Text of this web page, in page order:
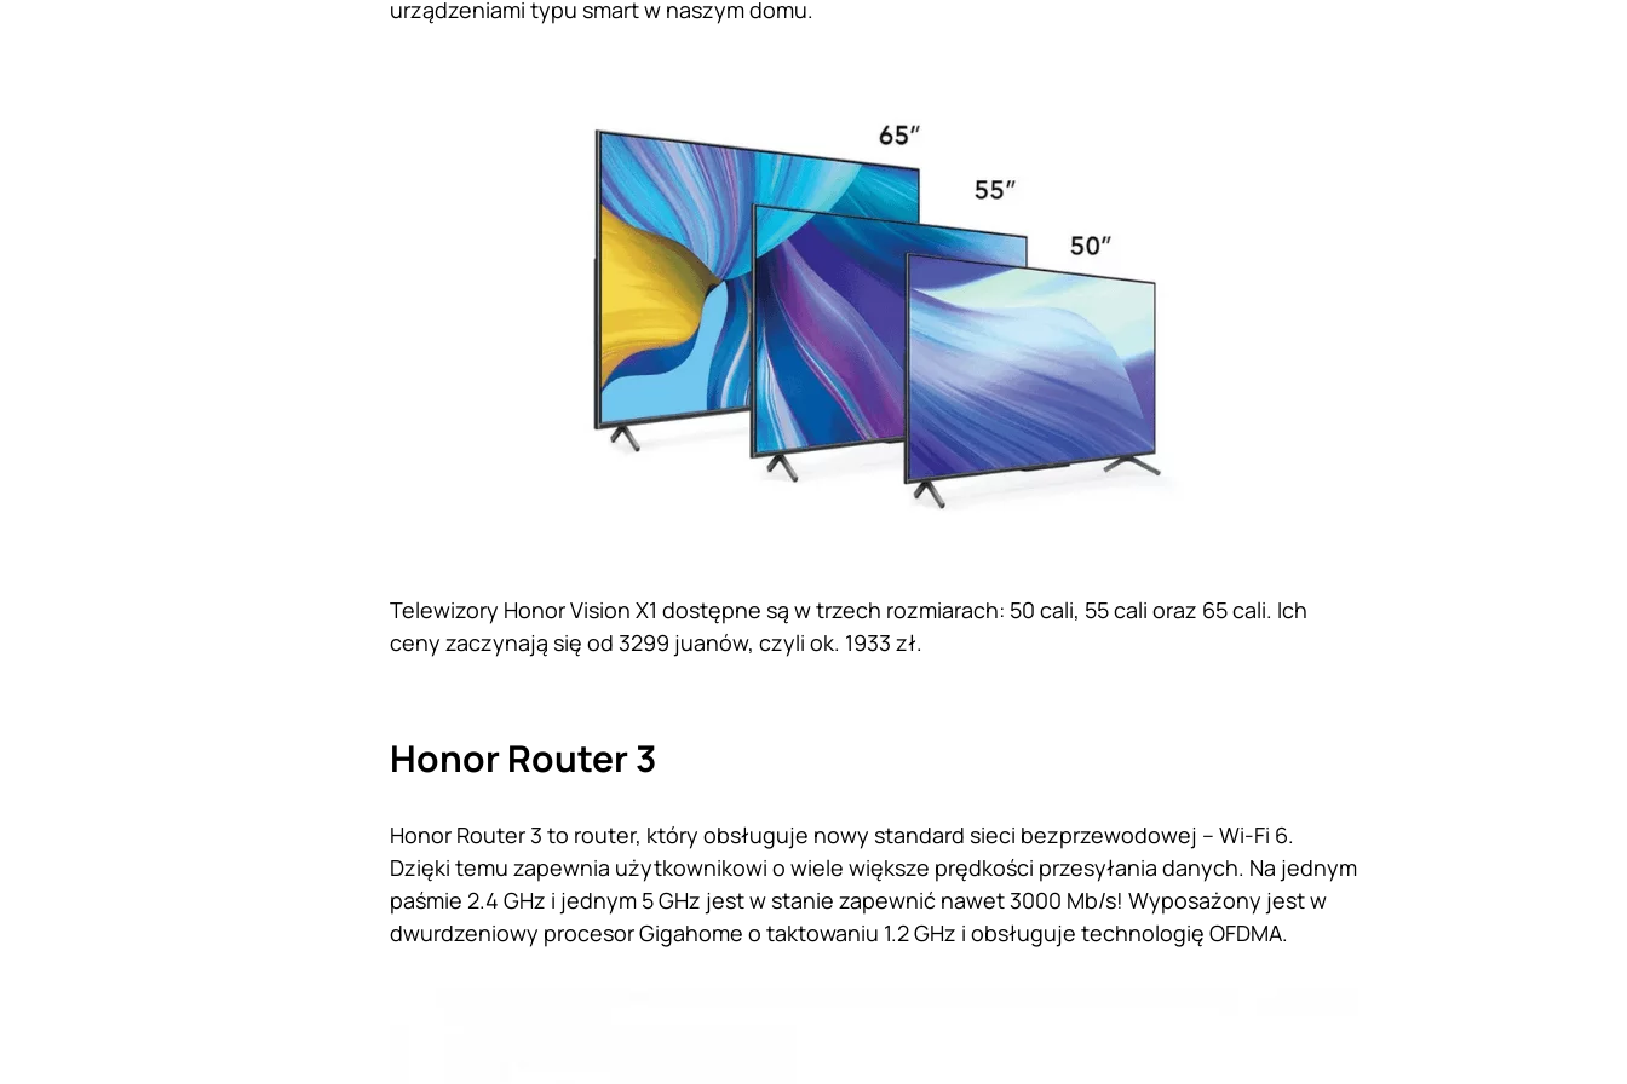
urządzeniami typu smart w naszym domu.
Telewizory Honor Vision X1 dostępne są w trzech rozmiarach: 50 cali, 55 cali oraz 65 cali. Ich
ceny zaczynają się od 3299 juanów, czyli ok. 1933 zł.
Honor Router 3
Honor Router 3 to router, który obsługuje nowy standard sieci bezprzewodowej – Wi-Fi 6.
Dzięki temu zapewnia użytkownikowi o wiele większe prędkości przesyłania danych. Na jednym
paśmie 2.4 GHz i jednym 5 GHz jest w stanie zapewnić nawet 3000 Mb/s! Wyposażony jest w
dwurdzeniowy procesor Gigahome o taktowaniu 1.2 GHz i obsługuje technologię OFDMA.